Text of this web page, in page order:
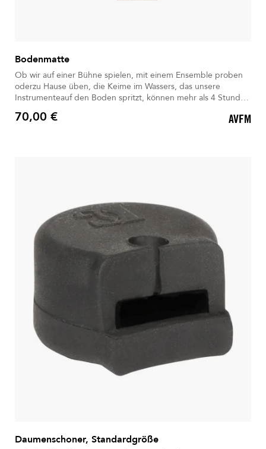
Bodenmatte
Ob wir auf einer Bühne spielen, mit einem Ensemble proben
oderzu Hause üben, die Keime im Wassers, das unsere
Instrumenteauf den Boden spritzt, können mehr als 4 Stunden
Vorsichtsmaßnahmen gegen das Virus zu ergreifen.
Preis
70,00 € AVFM
Daumenschoner, Standardgröße